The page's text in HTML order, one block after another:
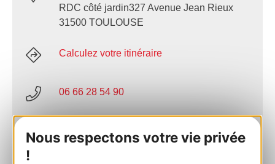
Nous respectons votre vie privée
!
RDC côté jardin327 Avenue Jean Rieux
31500 TOULOUSE
Calculez votre itinéraire
06 66 28 54 90